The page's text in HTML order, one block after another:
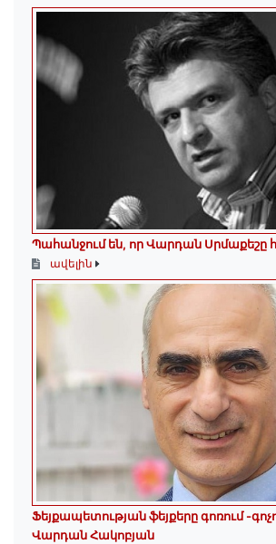
Պահանջում են, որ Վարդան Սրմաքեշը
ավելին
Ֆեյքապետության ֆեյքերը գոռում -
Վարդան Հակոբյան